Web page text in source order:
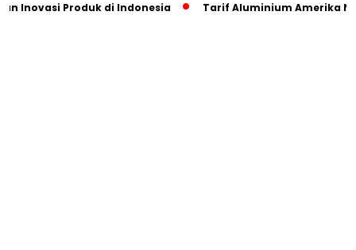
Produk di Indonesia Tarif Aluminium Amerika Naik